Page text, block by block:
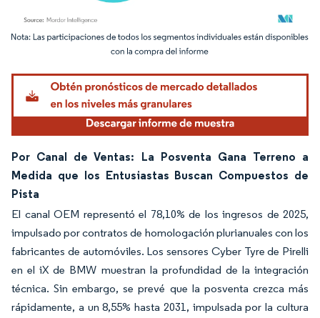
Imagen © Mordor Intelligence. El uso requiere atribución según CC BY 4.0.
Por Canal de Ventas: La Posventa Gana Terreno a
Medida que los Entusiastas Buscan Compuestos de
Pista
El canal OEM representó el 78,10% de los ingresos de 2025,
impulsado por contratos de homologación plurianuales con los
fabricantes de automóviles. Los sensores Cyber Tyre de Pirelli
en el iX de BMW muestran la profundidad de la integración
técnica. Sin embargo, se prevé que la posventa crezca más
rápidamente, a un 8,55% hasta 2031, impulsada por la cultura